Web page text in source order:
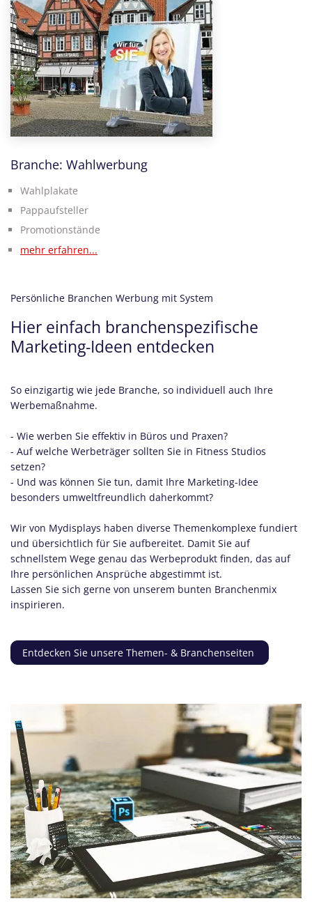
Branche: Wahlwerbung
Wahlplakate
Pappaufsteller
Promotionstände
mehr erfahren...
Persönliche Branchen Werbung mit System
Hier einfach branchenspezifische
Marketing-Ideen entdecken
So einzigartig wie jede Branche, so individuell auch Ihre
Werbemaßnahme.
- Wie werben Sie effektiv in Büros und Praxen?
- Auf welche Werbeträger sollten Sie in Fitness Studios
setzen?
- Und was können Sie tun, damit Ihre Marketing-Idee
besonders umweltfreundlich daherkommt?
Wir von Mydisplays haben diverse Themenkomplexe fundiert
und übersichtlich für Sie aufbereitet. Damit Sie auf
schnellstem Wege genau das Werbeprodukt finden, das auf
Ihre persönlichen Ansprüche abgestimmt ist.
Lassen Sie sich gerne von unserem bunten Branchenmix
inspirieren.
Entdecken Sie unsere Themen- & Branchenseiten